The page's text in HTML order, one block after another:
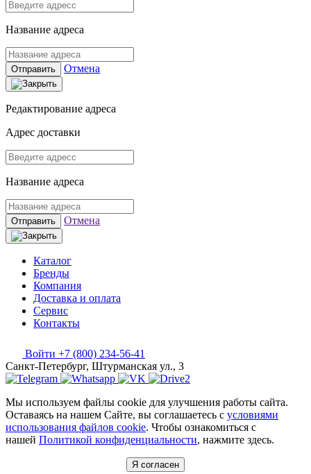
Название адреса
Отправить Отмена
Редактирование адреса
Адрес доставки
Название адреса
Отправить Отмена
Каталог
Бренды
Компания
Доставка и оплата
Сервис
Контакты
Войти +7 (800) 234-56-41
Санкт-Петербург, Штурманская ул., 3
Мы используем файлы cookie для улучшения работы сайта.
Оставаясь на нашем Сайте, вы соглашаетесь с условиями
использования файлов cookie. Чтобы ознакомиться с
нашей Политикой конфиденциальности, нажмите здесь.
Я согласен